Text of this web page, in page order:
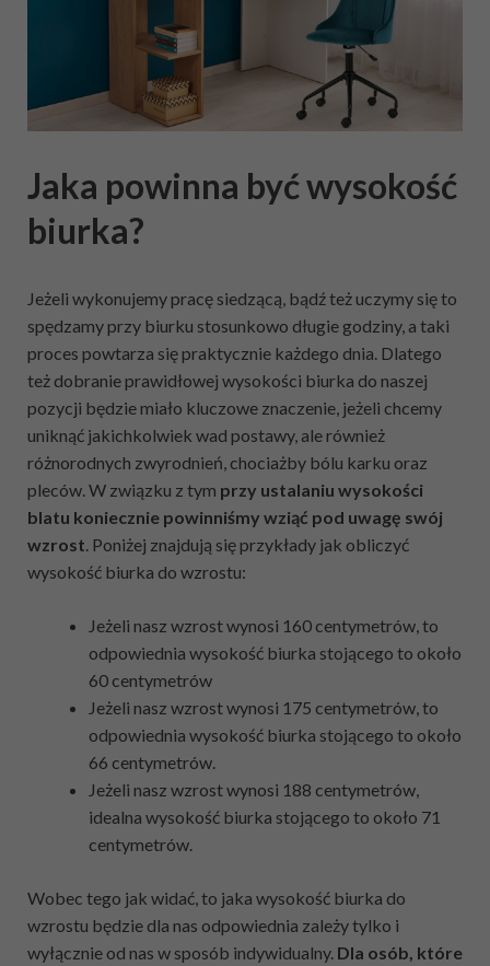
Jaka powinna być wysokość
biurka?
Jeżeli wykonujemy pracę siedzącą, bądź też uczymy się to
spędzamy przy biurku stosunkowo długie godziny, a taki
proces powtarza się praktycznie każdego dnia. Dlatego
też dobranie prawidłowej wysokości biurka do naszej
pozycji będzie miało kluczowe znaczenie, jeżeli chcemy
uniknąć jakichkolwiek wad postawy, ale również
różnorodnych zwyrodnień, chociażby bólu karku oraz
pleców. W związku z tym przy ustalaniu wysokości
blatu koniecznie powinniśmy wziąć pod uwagę swój
wzrost . Poniżej znajdują się przykłady jak obliczyć
wysokość biurka do wzrostu:
Jeżeli nasz wzrost wynosi 160 centymetrów, to
odpowiednia wysokość biurka stojącego to około
60 centymetrów
Jeżeli nasz wzrost wynosi 175 centymetrów, to
odpowiednia wysokość biurka stojącego to około
66 centymetrów.
Jeżeli nasz wzrost wynosi 188 centymetrów,
idealna wysokość biurka stojącego to około 71
centymetrów.
Wobec tego jak widać, to jaka wysokość biurka do
wzrostu będzie dla nas odpowiednia zależy tylko i
wyłącznie od nas w sposób indywidualny. Dla osób, które